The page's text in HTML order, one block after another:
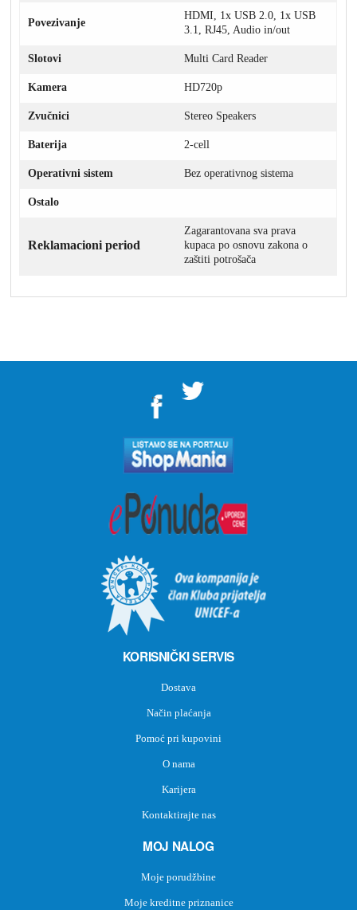
Povezivanje
HDMI, 1x USB 2.0, 1x USB
3.1, RJ45, Audio in/out
Slotovi Multi Card Reader
Kamera HD720p
Zvučnici Stereo Speakers
Baterija 2-cell
Operativni sistem Bez operativnog sistema
Ostalo
Reklamacioni period
Zagarantovana sva prava
kupaca po osnovu zakona o
zaštiti potrošača
">
KORISNIČKI SERVIS
Dostava
Način plaćanja
Pomoć pri kupovini
O nama
Karijera
Kontaktirajte nas
MOJ NALOG
Moje porudžbine
Moje kreditne priznanice